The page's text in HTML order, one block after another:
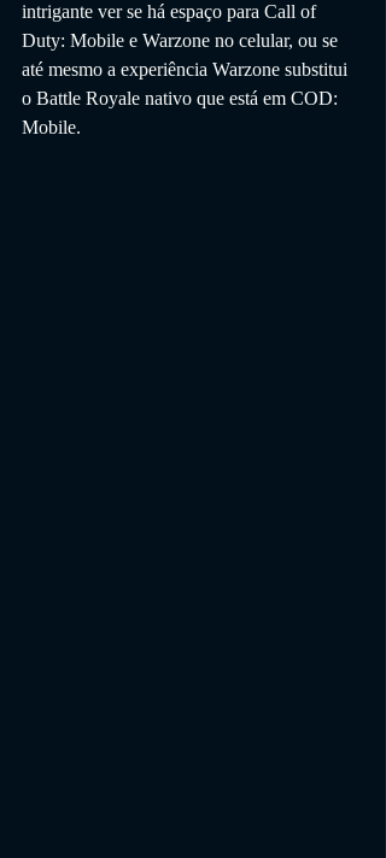
intrigante ver se há espaço para Call of
Duty: Mobile e Warzone no celular, ou se
até mesmo a experiência Warzone substitui
o Battle Royale nativo que está em COD:
Mobile.